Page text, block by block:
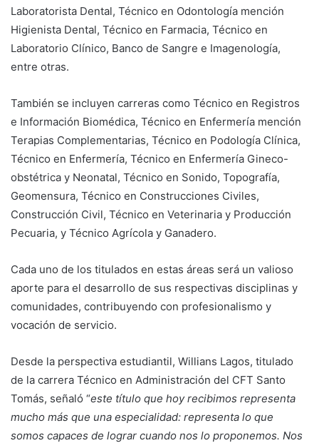
Laboratorista Dental, Técnico en Odontología mención
Higienista Dental, Técnico en Farmacia, Técnico en
Laboratorio Clínico, Banco de Sangre e Imagenología,
entre otras.
También se incluyen carreras como Técnico en Registros
e Información Biomédica, Técnico en Enfermería mención
Terapias Complementarias, Técnico en Podología Clínica,
Técnico en Enfermería, Técnico en Enfermería Gineco-
obstétrica y Neonatal, Técnico en Sonido, Topografía,
Geomensura, Técnico en Construcciones Civiles,
Construcción Civil, Técnico en Veterinaria y Producción
Pecuaria, y Técnico Agrícola y Ganadero.
Cada uno de los titulados en estas áreas será un valioso
aporte para el desarrollo de sus respectivas disciplinas y
comunidades, contribuyendo con profesionalismo y
vocación de servicio.
Desde la perspectiva estudiantil, Willians Lagos, titulado
de la carrera Técnico en Administración del CFT Santo
Tomás, señaló “este título que hoy recibimos representa
mucho más que una especialidad: representa lo que
somos capaces de lograr cuando nos lo proponemos. Nos